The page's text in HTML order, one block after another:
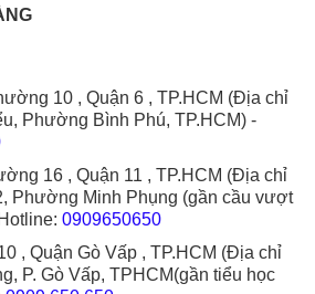
10 , Quận 6 , TP.HCM (Địa chỉ
Phường Bình Phú, TP.HCM) -
16 , Quận 11 , TP.HCM (Địa chỉ
Phường Minh Phụng (gần cầu vượt
0909650650
, Quận Gò Vấp , TP.HCM (Địa chỉ
P. Gò Vấp, TPHCM(gần tiểu học